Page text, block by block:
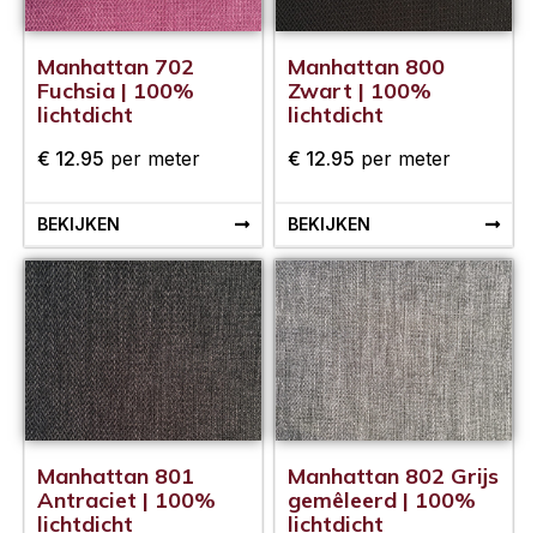
Manhattan 702
Fuchsia | 100%
lichtdicht
€ 12.95 per meter
BEKIJKEN
Manhattan 800
Zwart | 100%
lichtdicht
€ 12.95 per meter
BEKIJKEN
Manhattan 801
Antraciet | 100%
lichtdicht
Manhattan 802 Grijs
gemêleerd | 100%
lichtdicht